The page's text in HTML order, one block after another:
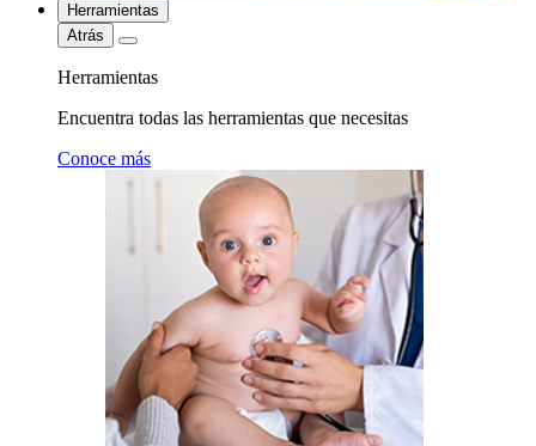
Herramientas
Atrás
Herramientas
Encuentra todas las herramientas que necesitas
Conoce más